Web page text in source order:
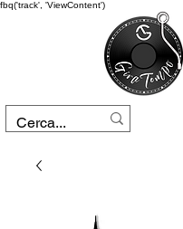
fbq('track', 'ViewContent')